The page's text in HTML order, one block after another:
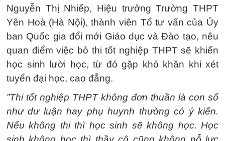
Nguyễn Thị Nhiếp, Hiệu trưởng Trường THPT
Yên Hoà (Hà Nội), thành viên Tổ tư vấn của Ủy
ban Quốc gia đổi mới Giáo dục và Đào tạo, nêu
quan điểm việc bỏ thi tốt nghiệp THPT sẽ khiến
học sinh lười học, từ đó gặp khó khăn khi xét
tuyển đại học, cao đẳng.
”Thi tốt nghiệp THPT không đơn thuần là con số
như dư luận hay phụ huynh thường có ý kiến.
Nếu không thi thì học sinh sẽ không học. Học